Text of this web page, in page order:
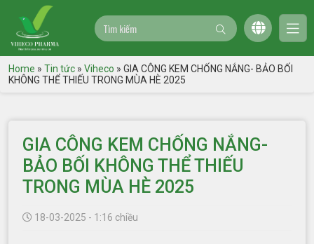
Home » Tin tức » Viheco » GIA CÔNG KEM CHỐNG NẮNG- BẢO BỐI
KHÔNG THỂ THIẾU TRONG MÙA HÈ 2025
GIA CÔNG KEM CHỐNG NẮNG-
BẢO BỐI KHÔNG THỂ THIẾU
TRONG MÙA HÈ 2025
18-03-2025 - 1:16 chiều